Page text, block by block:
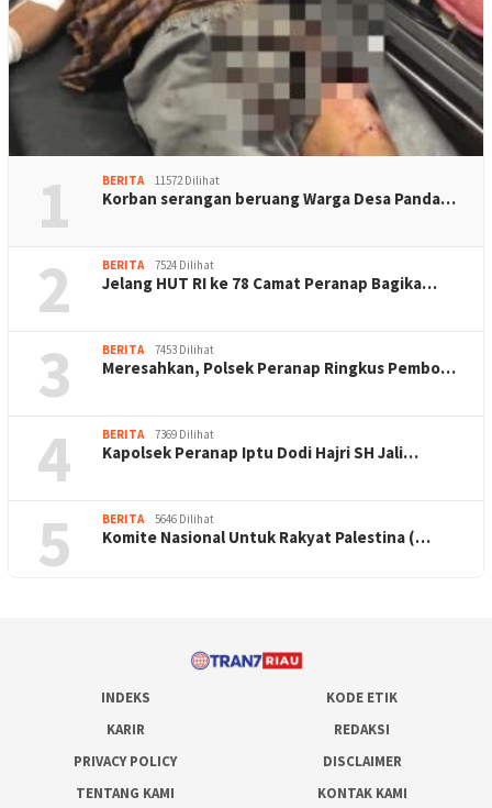
1 BERITA 11572 Dilihat
Korban serangan beruang Warga Desa Panda…
2 BERITA 7524 Dilihat
Jelang HUT RI ke 78 Camat Peranap Bagika…
3 BERITA 7453 Dilihat
Meresahkan, Polsek Peranap Ringkus Pembo…
4 BERITA 7369 Dilihat
Kapolsek Peranap Iptu Dodi Hajri SH Jali…
5 BERITA 5646 Dilihat
Komite Nasional Untuk Rakyat Palestina (…
INDEKS
KODE ETIK
KARIR
REDAKSI
PRIVACY POLICY
DISCLAIMER
TENTANG KAMI
KONTAK KAMI